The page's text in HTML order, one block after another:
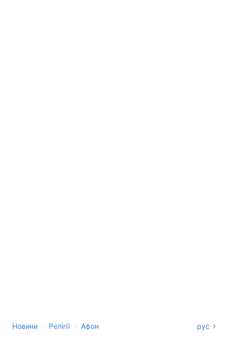
Новини › Релігії › Афон рус